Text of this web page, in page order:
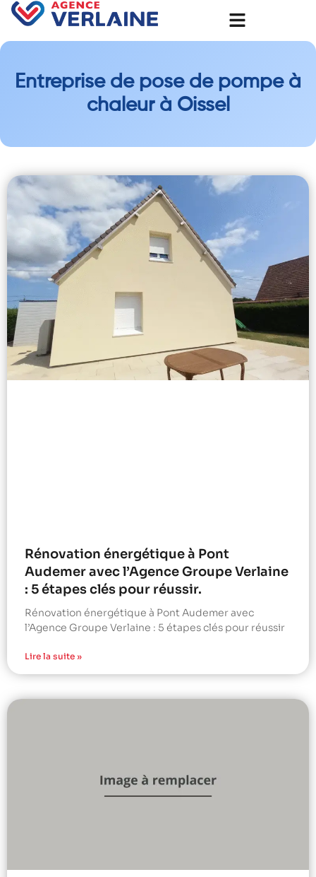
Entreprise de pose de pompe à
chaleur à Oissel
Rénovation énergétique à Pont
Audemer avec l’Agence Groupe Verlaine
: 5 étapes clés pour réussir.
Rénovation énergétique à Pont Audemer avec
l’Agence Groupe Verlaine : 5 étapes clés pour réussir
Lire la suite »